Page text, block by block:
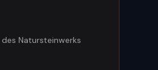
des Natursteinwerks